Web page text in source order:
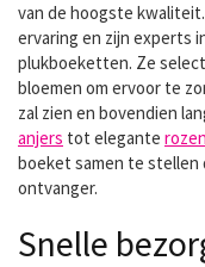
van de hoogste
ervaring en zijn experts
plukboeketten. Ze
bloemen om ervoor te
zal zien en bovendien
anjers tot elegante rozen
boeket samen te stellen
ontvanger.
Snelle